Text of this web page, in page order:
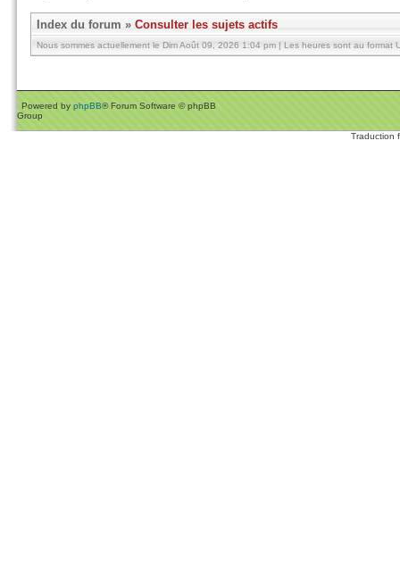
Index du forum » Consulter les sujets actifs
Nous sommes actuellement le Dim Août 09, 2026 1:04 pm | Les heures sont au format
Powered by phpBB® Forum Software © phpBB
Group
Traduction